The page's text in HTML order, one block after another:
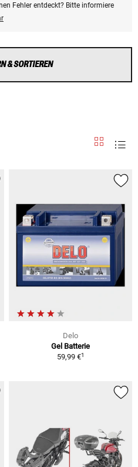
Fehler entdeckt? Bitte informiere
& SORTIEREN
Delo
Gel Batterie
59,99 €1